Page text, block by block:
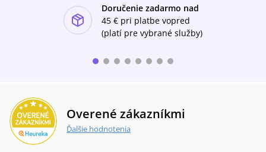
Doručenie zadarmo nad
45 € pri platbe vopred
(platí pre vybrané služby)
Overené zákazníkmi
Ďalšie hodnotenia